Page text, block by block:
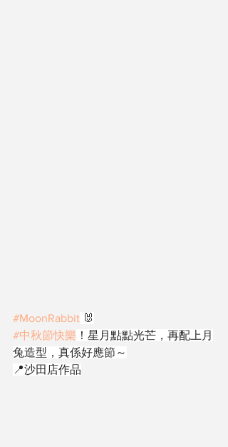
#MoonRabbit 🐰
#中秋節快樂 ！星月點點光芒，再配上月
兔造型，真係好應節～
📍沙田店作品